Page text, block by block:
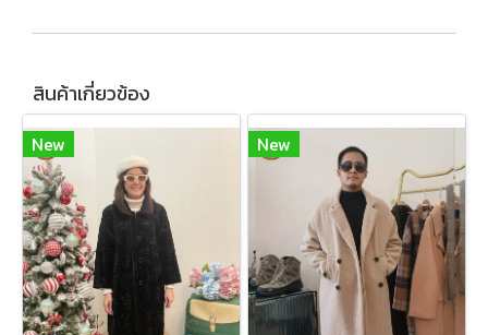
สินค้าเกี่ยวข้อง
New New